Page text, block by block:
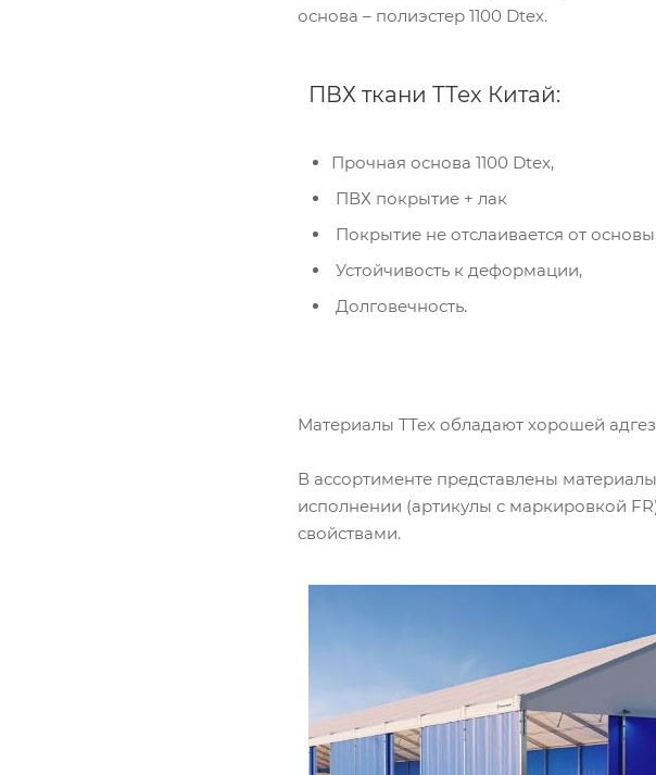
основа – полиэстер 1100 Dtex.
ПВХ ткани ТТех Китай:
Прочная основа 1100 Dtex,
ПВХ покрытие + лак
Покрытие не отслаивается от
Устойчивость к деформации,
Долговечность.
Материалы ТТех обладают хорошей
В ассортименте представлены
исполнении (артикулы с маркировкой
свойствами.
Компания
использует
персональные